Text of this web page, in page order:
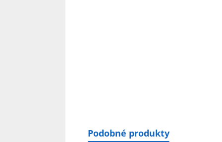
Podobné produkty